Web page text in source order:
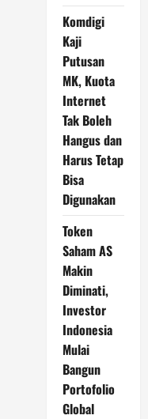
Komdigi
Kaji
Putusan
MK, Kuota
Internet
Tak Boleh
Hangus dan
Harus Tetap
Bisa
Digunakan
Token
Saham AS
Makin
Diminati,
Investor
Indonesia
Mulai
Bangun
Portofolio
Global